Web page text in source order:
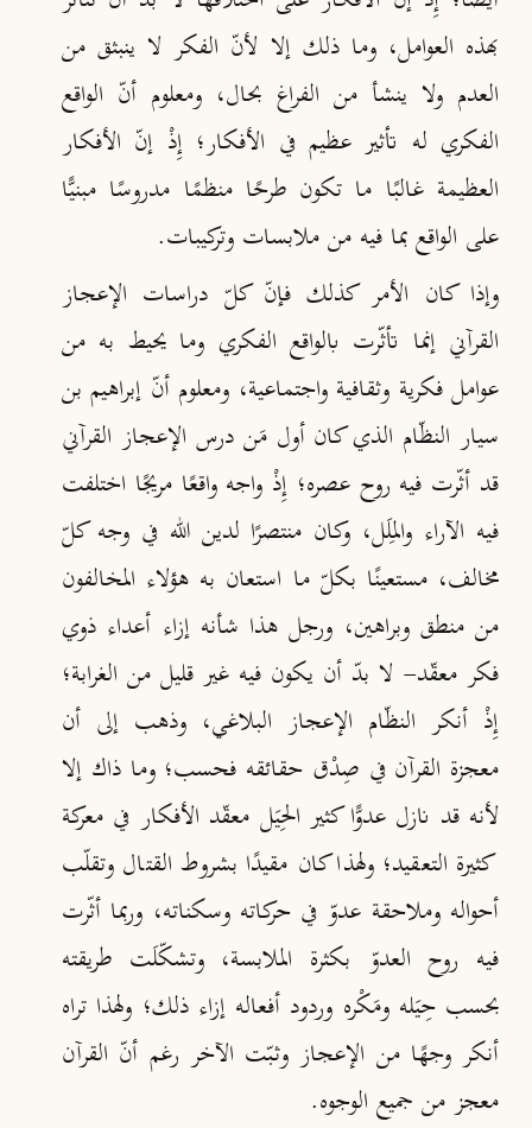
بهذه العوامل، وما ذلك إلا لأنّ الفكر لا ينبثق من
العدم ولا ينشأ من الفراغ بحال، ومعلوم أنّ الواقع
الفكري له تأثير عظيم في الأفكار؛ إِذْ إنّ الأفكار
العظيمة غالبًا ما تكون طرحًا منظمًا مدروسًا مبنيًّا
على الواقع بما فيه من ملابسات وتركيبات.
وإذا كان الأمر كذلك فإنّ كلّ دراسات الإعجاز
القرآني إنما تأثّرت بالواقع الفكري وما يحيط به من
عوامل فكرية وثقافية واجتماعية، ومعلوم أنّ إبراهيم بن
سيار النظّام الذي كان أول مَن درس الإعجاز القرآني
قد أثّرت فيه روح عصره؛ إِذْ واجه واقعًا مريجًا اختلفت
فيه الآراء والمِلَل، وكان منتصرًا لدين الله في وجه كلّ
مخالف، مستعينًا بكلّ ما استعان به هؤلاء المخالفون
من منطق وبراهين، ورجل هذا شأنه إزاء أعداء ذوي
فكر معقّد- لا بدّ أن يكون فيه غير قليل من الغرابة؛
إِذْ أنكر النظّام الإعجاز البلاغي، وذهب إلى أن
معجزة القرآن في صِدْق حقائقه فحسب؛ وما ذاك إلا
لأنه قد نازل عدوًّا كثير الحِيَل معقّد الأفكار في معركة
كثيرة التعقيد؛ ولهذا كان مقيدًا بشروط القتال وتقلّب
أحواله وملاحقة عدوّ في حركاته وسكناته، وربما أثّرت
فيه روح العدوّ بكثرة الملابسة، وتشكّلَت طريقته
بحسب حِيَله ومَكْره وردود أفعاله إزاء ذلك؛ ولهذا تراه
أنكر وجهًا من الإعجاز وثـبّت الآخر رغم أنّ القرآن
معجز من جميع الوجوه.